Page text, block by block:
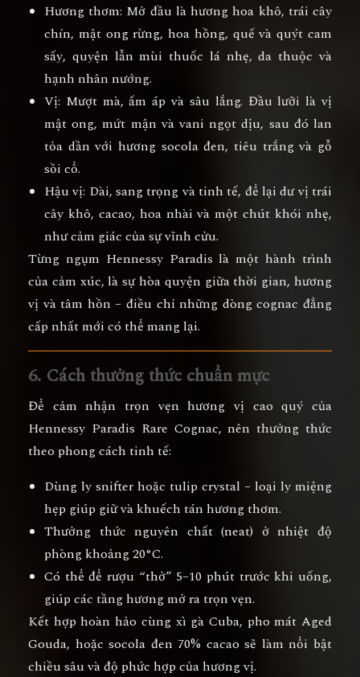
Hương thơm: Mở đầu là hươnghoa khô, trái cây
chín, mật ong rừng, hoa hồng, quế và quýt cam
sấy, quyện lẫn mùithuốc lá nhẹ, da thuộc và
hạnh nhân nướng.
Vị: Mượt mà, ấm áp và sâu lắng. Đầu lưỡi là vị
mật ong, mứt mận và vani ngọt dịu, sau đó lan
tỏa dần với hương socola đen, tiêu trắng và gỗ
sồi cổ.
Hậu vị: Dài, sang trọng và tinh tế, để lại dư vịtrái
cây khô, cacao, hoa nhài và một chút khói nhẹ,
như cảm giác của sự vĩnh cửu.
Từng ngụm Hennessy Paradis làmột hành trình
của cảm xúc, là sự hòa quyện giữa thời gian, hương
vị và tâm hồn – điều chỉ những dòng cognac đẳng
cấp nhất mới có thể mang lại.
6. Cách thưởng thức chuẩn mực
Để cảm nhận trọn vẹn hương vị cao quý của
Hennessy Paradis Rare Cognac, nên thưởng thức
theo phong cách tinh tế:
Dùng ly snifter hoặc tulip crystal – loại ly miệng
hẹp giúp giữ và khuếch tán hương thơm.
Thưởng thức nguyên chất (neat) ở nhiệt độ
phòng khoảng20°C.
Có thể để rượu “thở” 5–10 phút trước khi uống,
giúp các tầng hương mở ra trọn vẹn.
Kết hợp hoàn hảo cùng xì gà Cuba, pho mát Aged
Gouda, hoặcsocola đen 70% cacaosẽ làm nổi bật
chiều sâu và độ phức hợp của hương vị.